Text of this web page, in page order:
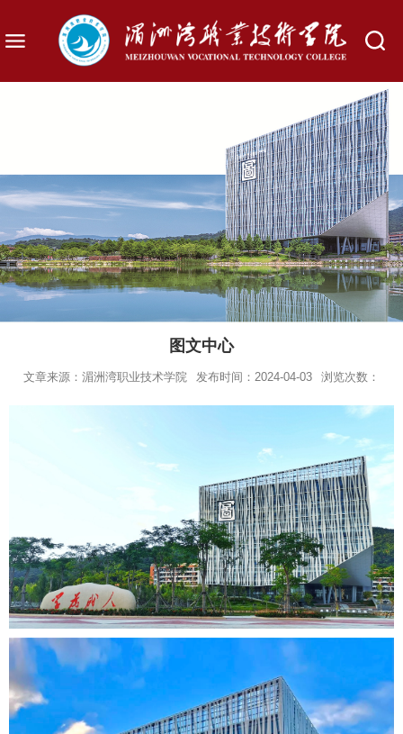
图文中心
文章来源：湄洲湾职业技术学院 发布时间：2024-04-03 浏览次数：